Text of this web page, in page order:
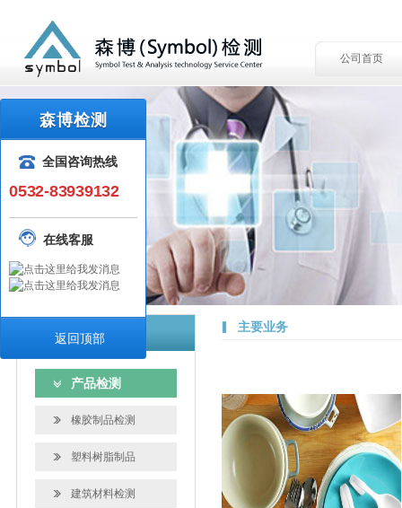
公司首页
检测服务
产品检测
橡胶制品检测
塑料树脂制品
建筑材料检测
主要业务
森博检测
全国咨询热线
0532-83939132
在线客服
返回顶部